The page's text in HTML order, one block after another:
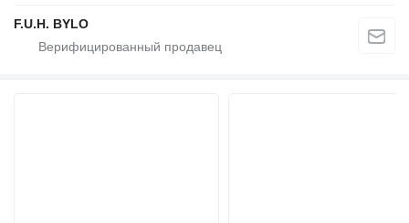
F.U.H. BYLO